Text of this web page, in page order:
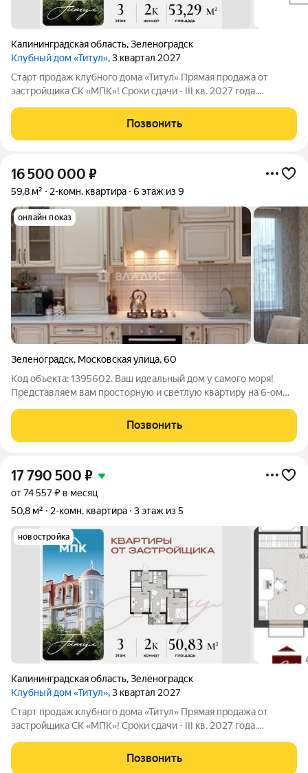
Калининградская область,Зеленоградск
Клубный дом «Титул», 3 квартал 2027
Старт продаж клубного дома «Титул» Прямая продажа от
застройщика СК «МПК»! Сроки сдачи - III кв. 2027 года.
стремится к эксклюзивности во всем, желает наслаждаться
неспешной жизнью у моря,
Позвонить
16 500 000 ₽
59,8 м² 2-комн. квартира 6 этаж из 9
онлайн показ
Зеленоградск, Московская улица,60
Код объекта: 1395602. Ваш идеальный дом у самого моря!
Представляем вам просторную и светлую квартиру на 6-ом
идеальное место для вашей семьи! Этот уютный уголок
расположен в экологически чистом районе
Позвонить
17 790 500 ₽
от 74 557 ₽ в месяц
50,8 м²
2-комн. квартира 3 этаж из 5
новостройка
Калининградская область,Зеленоградск
Клубный дом «Титул», 3 квартал 2027
Старт продаж клубного дома «Титул» Прямая продажа от
застройщика СК «МПК»! Сроки сдачи - III кв. 2027 года.
стремится к эксклюзивности во всем, желает наслаждаться
неспешной жизнью у моря,
Позвонить